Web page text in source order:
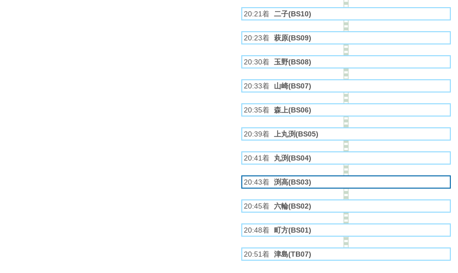
20:21着 二子(BS10)
20:23着 萩原(BS09)
20:30着 玉野(BS08)
20:33着 山崎(BS07)
20:35着 森上(BS06)
20:39着 上丸渕(BS05)
20:41着 丸渕(BS04)
20:43着 渕高(BS03)
20:45着 六輪(BS02)
20:48着 町方(BS01)
20:51着 津島(TB07)